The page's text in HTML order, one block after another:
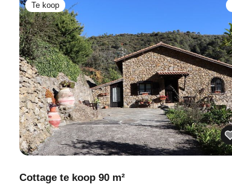
Te koop
Cottage te koop 90 m²